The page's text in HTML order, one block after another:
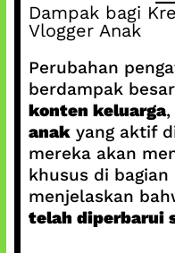
Dampak bagi
Vlogger Anak
Perubahan
berdampak
konten keluarga,
anakyang aktif
mereka akan
khusus di
menjelaskan
telah diperbarui